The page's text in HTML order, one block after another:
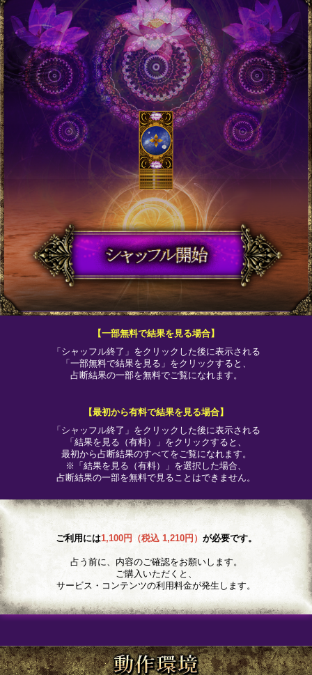
【一部無料で結果を見る場合】
「シャッフル終了」をクリックした後に表示される
「一部無料で結果を見る」をクリックすると、
占断結果の一部を無料でご覧になれます。
【最初から有料で結果を見る場合】
「シャッフル終了」をクリックした後に表示される
「結果を見る（有料）」をクリックすると、
最初から占断結果のすべてをご覧になれます。
※「結果を見る（有料）」を選択した場合、
占断結果の一部を無料で見ることはできません。
ご利用には1,100円（税込 1,210円） が必要です。
占う前に、内容のご確認をお願いします。
ご購入いただくと、
サービス・コンテンツの利用料金が発生します。